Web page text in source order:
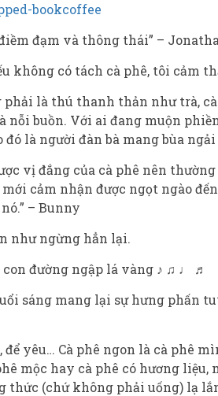
đạm và thông thái” –
không có tách cà phê, tôi cảm
phải là thú thanh thản như trà,
buồn. Với ai đang muộn
là người đàn bà mang bùa
vị đắng của cà phê nên
cảm nhận được ngọt ngào
– Bunny
như ngừng hẳn lại.
đường ngập lá vàng ♪ ♫ ♩ ♬
sáng mang lại sự hưng phấn
để yêu… Cà phê ngon là cà
mộc hay cà phê có hương
thức (chứ không phải uống) lạ